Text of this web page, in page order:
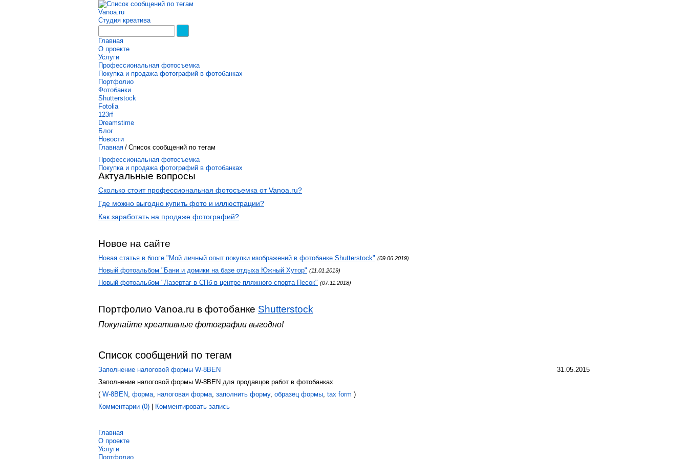
Vanoa.ru
Студия креатива
Главная
О проекте
Услуги
Профессиональная фотосъемка
Покупка и продажа фотографий в фотобанках
Портфолио
Фотобанки
Shutterstock
Fotolia
123rf
Dreamstime
Блог
Новости
Главная / Список сообщений по тегам
Профессиональная фотосъемка
Покупка и продажа фотографий в фотобанках
Актуальные вопросы
Сколько стоит профессиональная фотосъемка от Vanoa.ru?
Где можно выгодно купить фото и иллюстрации?
Как заработать на продаже фотографий?
Новое на сайте
Новая статья в блоге "Мой личный опыт покупки изображений в фотобанке Shutterstock" (09.06.2019)
Новый фотоальбом "Бани и домики на базе отдыха Южный Хутор" (11.01.2019)
Новый фотоальбом "Лазертаг в СПб в центре пляжного спорта Песок" (07.11.2018)
Портфолио Vanoa.ru в фотобанке Shutterstock
Покупайте креативные фотографии выгодно!
Список сообщений по тегам
31.05.2015
Заполнение налоговой формы W-8BEN
Заполнение налоговой формы W-8BEN для продавцов работ в фотобанках
( W-8BEN, форма, налоговая форма, заполнить форму, образец формы, tax form )
Комментарии (0)
Комментировать запись
Главная
О проекте
Услуги
Портфолио